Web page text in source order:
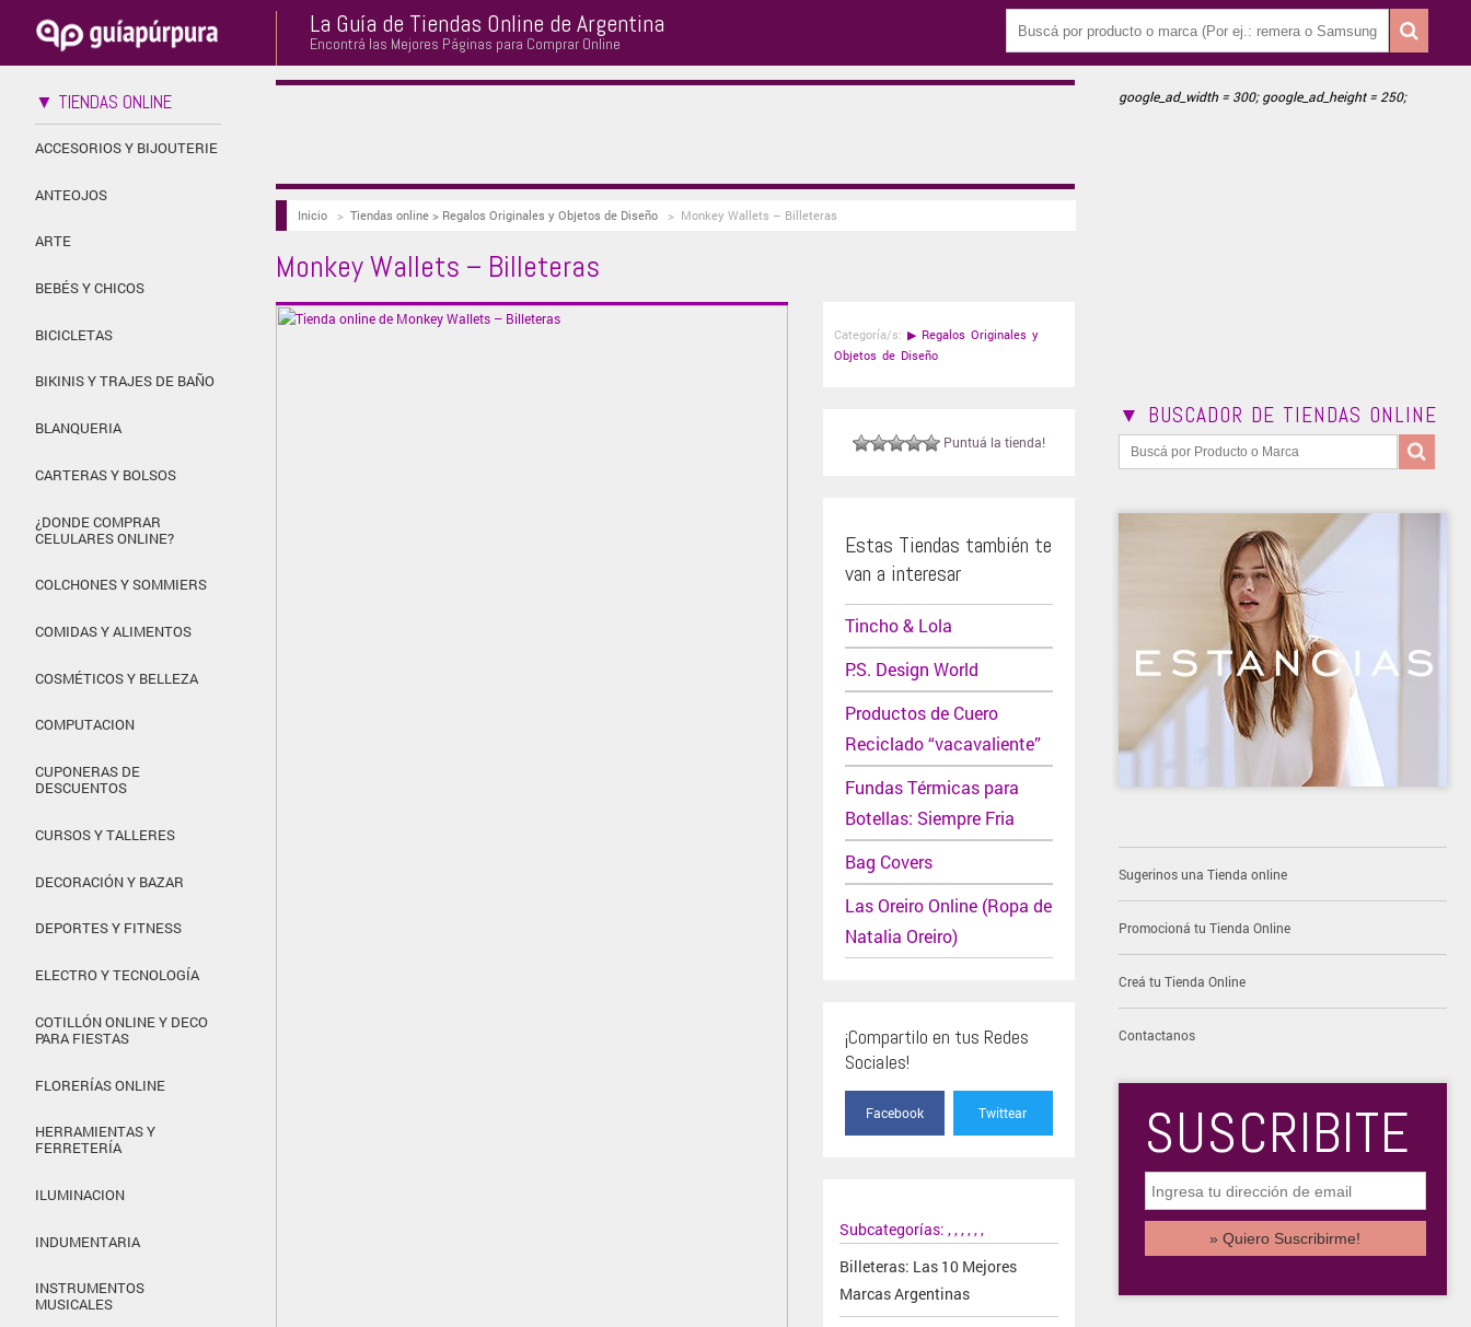
La Guía de Tiendas Online de Argentina
Encontrá las Mejores Páginas para Comprar Online
▼ TIENDAS ONLINE
ACCESORIOS Y BIJOUTERIE
ANTEOJOS
ARTE
BEBÉS Y CHICOS
BICICLETAS
BIKINIS Y TRAJES DE BAÑO
BLANQUERIA
CARTERAS Y BOLSOS
¿DONDE COMPRAR
CELULARES ONLINE?
COLCHONES Y SOMMIERS
COMIDAS Y ALIMENTOS
COSMÉTICOS Y BELLEZA
COMPUTACION
CUPONERAS DE
DESCUENTOS
CURSOS Y TALLERES
DECORACIÓN Y BAZAR
DEPORTES Y FITNESS
ELECTRO Y TECNOLOGÍA
COTILLÓN ONLINE Y DECO
PARA FIESTAS
FLORERÍAS ONLINE
HERRAMIENTAS Y
FERRETERÍA
ILUMINACION
INDUMENTARIA
INSTRUMENTOS
MUSICALES
Inicio> Tiendas online > Regalos Originales y Objetos de Diseño> Monkey Wallets – Billeteras
Monkey Wallets – Billeteras
Categoría/s: ▶ Regalos Originales y
Objetos de Diseño
Puntuá la tienda!
Estas Tiendas también te
van a interesar
Tincho & Lola
P.S. Design World
Productos de Cuero
Reciclado “vacavaliente”
Fundas Térmicas para
Botellas: Siempre Fria
Bag Covers
Las Oreiro Online (Ropa de
Natalia Oreiro)
¡Compartilo en tus Redes
Sociales!
Facebook Twittear
Subcategorías:
Billeteras: Las 10 Mejores
Marcas Argentinas
,,,,,,
google_ad_width = 300; google_ad_height = 250;
▼ BUSCADOR DE TIENDAS ONLINE
Sugerinos una Tienda online
Promocioná tu Tienda Online
Creá tu Tienda Online
Contactanos
SUSCRIBITE